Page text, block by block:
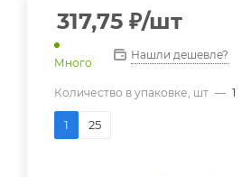
317,75 ₽/шт
Много
Нашли дешевле?
Количество в упаковке, шт — 1
1 25